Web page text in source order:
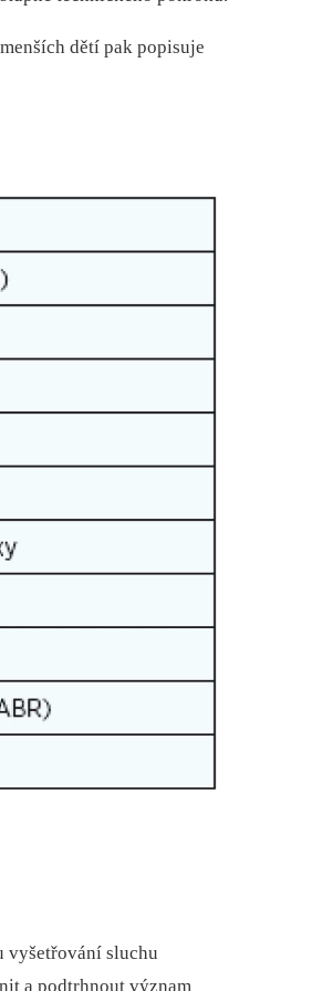
dětí pak popisuje
vyšetřování sluchu
a podtrhnout význam